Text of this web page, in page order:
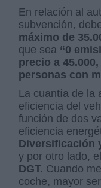
En relación al
subvención,
máximo de
que sea “0
precio a
personas con
La cuantía de la
eficiencia del
función de dos
eficiencia
Diversificación
y por otro lado,
DGT. Cuando
coche, mayor